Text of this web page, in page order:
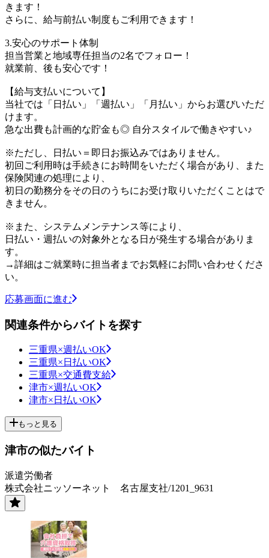
きます！
さらに、給与前払い制度もご利用できます！
3.安心のサポート体制
担当営業と地域専任担当の2名でフォロー！
就業前、後も安心です！
【給与支払いについて】
当社では「日払い」「週払い」「月払い」からお選びいただ
けます。
急な出費も計画的な貯金も◎ 自分スタイルで働きやすい♪
※ただし、日払い＝即日お振込みではありません。
初回ご利用時は手続きにお時間をいただく場合があり、また
保険関連の処理により、
初日の勤務分をその日のうちにお受け取りいただくことはで
きません。
※また、システムメンテナンス等により、
日払い・週払いの対象外となる日が発生する場合がありま
す。
→詳細はご就業時に担当者までお気軽にお問い合わせくださ
い。
応募画面に進む
関連条件からバイトを探す
三重県×週払いOK
三重県×日払いOK
三重県×交通費支給
津市×週払いOK
津市×日払いOK
もっと見る
津市の似たバイト
派遣労働者
株式会社ニッソーネット 名古屋支社/1201_9631